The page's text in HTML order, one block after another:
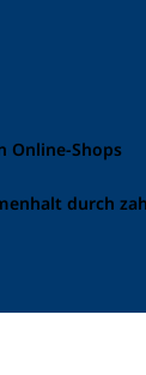
Online-Shops
durch